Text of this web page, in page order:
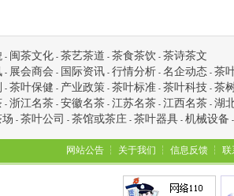
- 闽茶文化 - 茶艺茶道 - 茶食茶饮 - 茶诗茶文
- 展会商会 - 国际资讯 - 行情分析 - 名企动态 - 茶
- 茶叶保健 - 产业政策 - 茶叶标准 - 茶叶科技 - 茶
- 浙江名茶 - 安徽名茶 - 江苏名茶 - 江西名茶 - 湖
- 茶叶公司 - 茶馆或茶庄 - 茶叶器具 - 机械设备
网站公告 ┆ 关于我们 ┆ 信息反馈 ┆ 联